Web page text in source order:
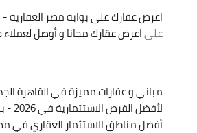
اعرض عقارك على بوابة مصر العقارية -
علىاعرض عقارك مجانا و أوصل لعملاء
مباني و عقارات مميزة في القاهرة
لأفضل الفرص الاستثمارية في 2026 - بوابة مصر العقارية
أفضل مناطق الاستثمار العقاري في مصر